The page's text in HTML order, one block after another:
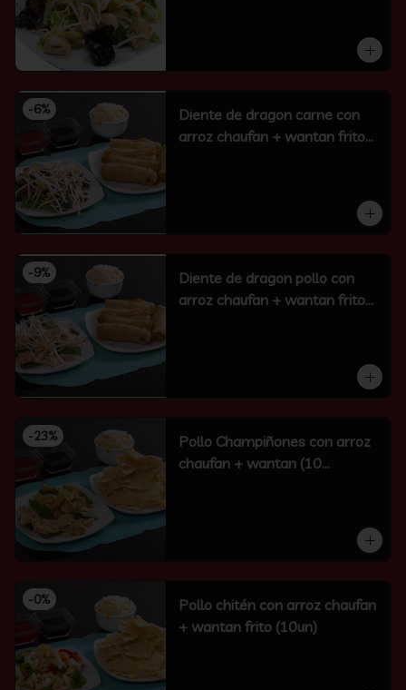
-6%
Diente de dragon carne con
arroz chaufan + wantan frito
-9%
Diente de dragon pollo con
arroz chaufan + wantan frito
-23%
Pollo Champiñones con arroz
chaufan + wantan (10
-0%
Pollo chitén con arroz chaufan
+ wantan frito (10un)